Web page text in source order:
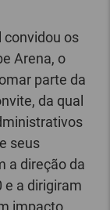
convidou os
Arena, o
parte da
da qual
seus
a direção da
e a dirigiram